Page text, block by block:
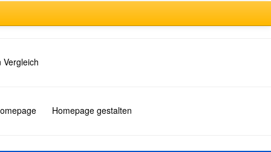
Vergleich
Homepage gestalten